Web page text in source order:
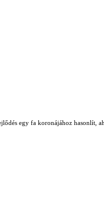
egy fa koronájához hasonlít,